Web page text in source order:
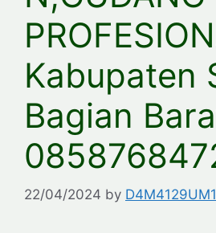
Kabupaten
Bagian
22/04/2024 by